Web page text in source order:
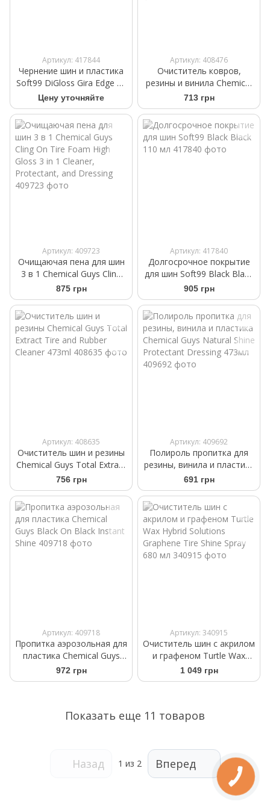
Артикул: 417844
Чернение шин и пластика
Soft99 DiGloss Gira Edge 70
мл
Цену уточняйте
Артикул: 408476
Очиститель ковров,
резины и винила Chemical
Guys Mat ReNew Rubber +
Vinyl Floor Mat Cleaner and
713 грн
Артикул: 409723
Очищаючая пена для шин
3 в 1 Chemical Guys Cling
On Tire Foam High Gloss 3
in 1 Cleaner, Protectant, and
875 грн
Артикул: 417840
Долгосрочное покрытие
для шин Soft99 Black Black
110 мл
905 грн
Артикул: 408635
Очиститель шин и резины
Chemical Guys Total Extract
Tire and Rubber Cleaner
473ml
756 грн
Артикул: 409692
Полироль пропитка для
резины, винила и пластика
Chemical Guys Natural Shine
Protectant Dressing 473мл
691 грн
Артикул: 409718
Пропитка аэрозольная для
пластика Chemical Guys
Black On Black Instant Shine
972 грн
Артикул: 340915
Очиститель шин с акрилом
и графеном Turtle Wax
Hybrid Solutions Graphene
Tire Shine Spray 680 мл
1 049 грн
Показать еще 11 товаров
Назад 1 из 2 Вперед